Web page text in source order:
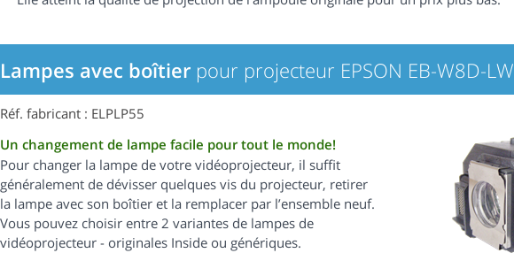
Lampes avec boîtier pour projecteur EPSON EB-W8D-LW
Réf. fabricant : ELPLP55
Un changement de lampe facile pour tout le monde!
Pour changer la lampe de votre vidéoprojecteur, il suffit
généralement de dévisser quelques vis du projecteur, retirer
la lampe avec son boîtier et la remplacer par l’ensemble neuf.
Vous pouvez choisir entre 2 variantes de lampes de
vidéoprojecteur - originales Inside ou génériques.